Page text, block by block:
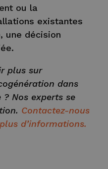
ou la
existantes
une décision
plus sur
dans
Nos experts se
Contactez-nous
d’informations.